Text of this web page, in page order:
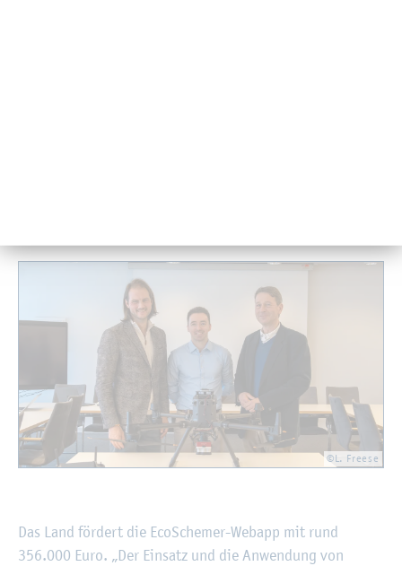
©L. Free­se
Das Land för­dert die Eco­Sche­mer-Webapp mit rund
356.000 Euro. „Der Ein­satz und die An­wen­dung von